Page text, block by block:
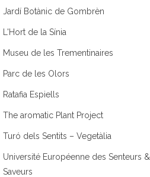
Jardí Botànic de Gombrèn
L'Hort de la Sínia
Museu de les Trementinaires
Parc de les Olors
Ratafia Espiells
The aromatic Plant Project
Turó dels Sentits – Vegetàlia
Université Européenne des Senteurs &
Saveurs